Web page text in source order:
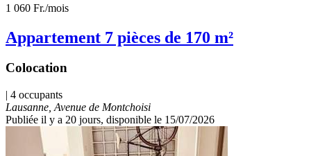
1 060 Fr./mois
Appartement 7 pièces de 170 m²
Colocation
| 4 occupants
Lausanne, Avenue de Montchoisi
Publiée il y a 20 jours, disponible le 15/07/2026